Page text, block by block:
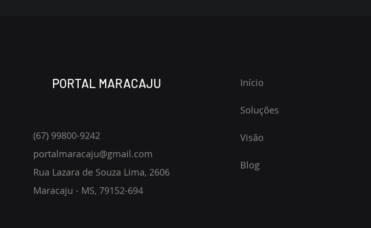
PORTAL MARACAJU
(67) 99800-9242
portalmaracaju@gmail.com
Rua Lazara de Souza Lima, 2606
Maracaju - MS, 79152-694
Início
Soluções
Visão
Blog